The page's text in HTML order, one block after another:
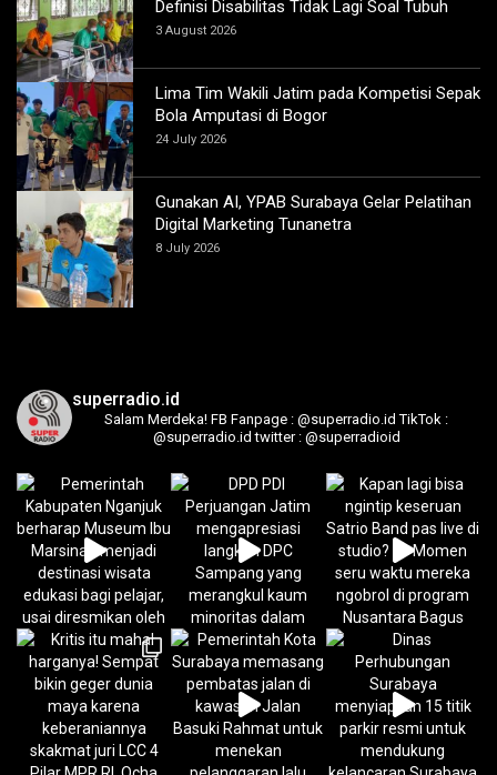
Definisi Disabilitas Tidak Lagi Soal Tubuh
3 August 2026
Lima Tim Wakili Jatim pada Kompetisi Sepak
Bola Amputasi di Bogor
24 July 2026
Gunakan AI, YPAB Surabaya Gelar Pelatihan
Digital Marketing Tunanetra
8 July 2026
superradio.id
Salam Merdeka! FB Fanpage : @superradio.id TikTok :
@superradio.id twitter : @superradioid